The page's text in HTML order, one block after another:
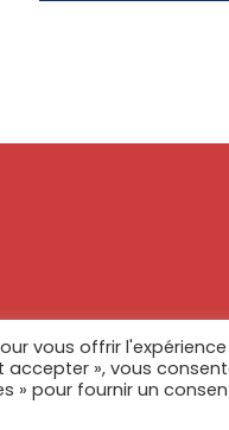
vous offrir
», vous
» pour fournir un